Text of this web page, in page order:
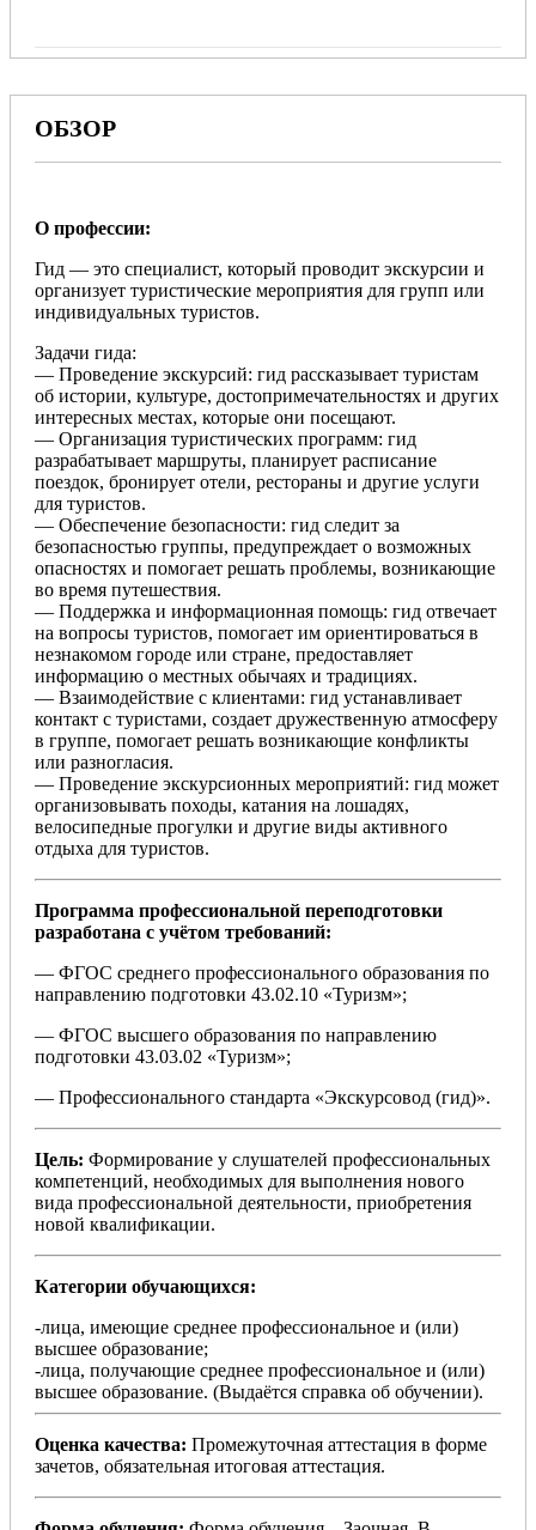
ОБЗОР
О профессии:
Гид — это специалист, который проводит экскурсии и
организует туристические мероприятия для групп или
индивидуальных туристов.
Задачи гида:
— Проведение экскурсий: гид рассказывает туристам
об истории, культуре, достопримечательностях и других
интересных местах, которые они посещают.
— Организация туристических программ: гид
разрабатывает маршруты, планирует расписание
поездок, бронирует отели, рестораны и другие услуги
для туристов.
— Обеспечение безопасности: гид следит за
безопасностью группы, предупреждает о возможных
опасностях и помогает решать проблемы, возникающие
во время путешествия.
— Поддержка и информационная помощь: гид отвечает
на вопросы туристов, помогает им ориентироваться в
незнакомом городе или стране, предоставляет
информацию о местных обычаях и традициях.
— Взаимодействие с клиентами: гид устанавливает
контакт с туристами, создает дружественную атмосферу
в группе, помогает решать возникающие конфликты
или разногласия.
— Проведение экскурсионных мероприятий: гид может
организовывать походы, катания на лошадях,
велосипедные прогулки и другие виды активного
отдыха для туристов.
Программа профессиональной переподготовки
разработана с учётом требований:
— ФГОС среднего профессионального образования по
направлению подготовки 43.02.10 «Туризм»;
— ФГОС высшего образования по направлению
подготовки 43.03.02 «Туризм»;
— Профессионального стандарта «Экскурсовод (гид)».
Цель: Формирование у слушателей профессиональных
компетенций, необходимых для выполнения нового
вида профессиональной деятельности, приобретения
новой квалификации.
Категории обучающихся:
-лица, имеющие среднее профессиональное и (или)
высшее образование;
-лица, получающие среднее профессиональное и (или)
высшее образование. (Выдаётся справка об обучении).
Оценка качества: Промежуточная аттестация в форме
зачетов, обязательная итоговая аттестация.